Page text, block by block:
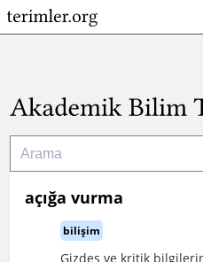
açığa vurma
bilişim
Gizdeş ve kritik